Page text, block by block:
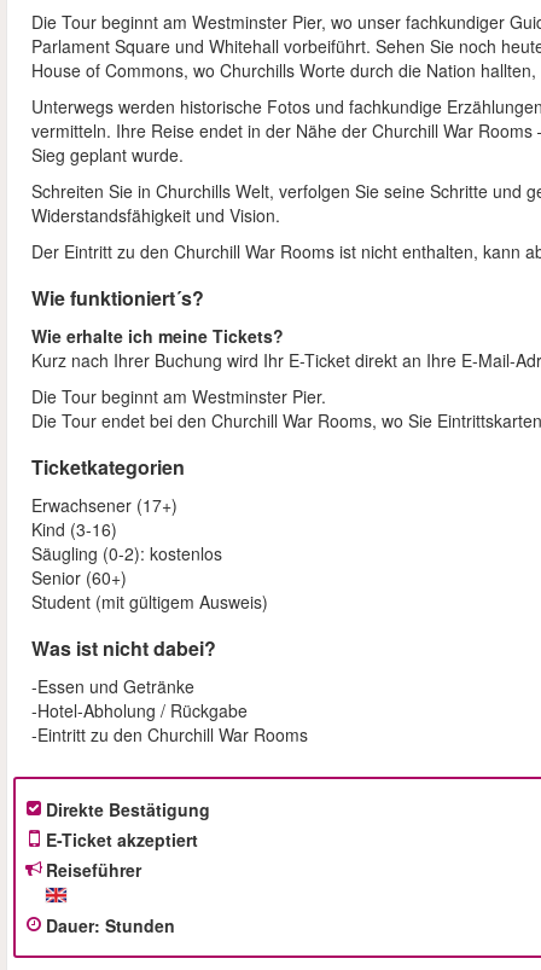
Die Tour beginnt am Westminster Pier, wo unser fachkundiger
Parlament Square und Whitehall vorbeiführt. Sehen Sie noch
House of Commons, wo Churchills Worte durch die Nation
Unterwegs werden historische Fotos und fachkundige
vermitteln. Ihre Reise endet in der Nähe der Churchill War
Sieg geplant wurde.
Schreiten Sie in Churchills Welt, verfolgen Sie seine Schritte und
Widerstandsfähigkeit und Vision.
Der Eintritt zu den Churchill War Rooms ist nicht enthalten, kann
Wie funktioniert´s?
Wie erhalte ich meine Tickets?
Kurz nach Ihrer Buchung wird Ihr E-Ticket direkt an Ihre E-Mail-
Die Tour beginnt am Westminster Pier.
Die Tour endet bei den Churchill War Rooms, wo Sie
Ticketkategorien
Erwachsener (17+)
Kind (3-16)
Säugling (0-2): kostenlos
Senior (60+)
Student (mit gültigem Ausweis)
Was ist nicht dabei?
-Essen und Getränke
-Hotel-Abholung / Rückgabe
-Eintritt zu den Churchill War Rooms
Direkte Bestätigung
E-Ticket akzeptiert
Reiseführer
Dauer: Stunden